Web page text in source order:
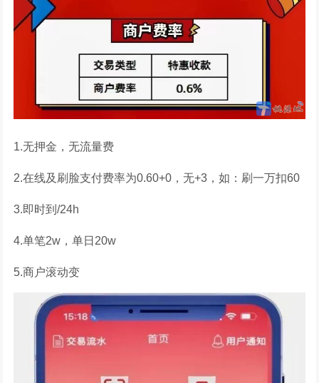
1.无押金，无流量费
2.在线及刷脸支付费率为0.60+0，无+3，如：刷一万扣60
3.即时到/24h
4.单笔2w，单日20w
5.商户滚动变